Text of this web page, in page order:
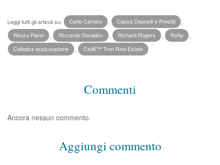
Leggi tutti gli articoli su: Carlo Carraro Cassa Depositi e Prestiti
Renzo Piano
Riccardo Donadon Richard Rogers Rshp
Cattolica assicurazione
Caâ€™ Tron Real Estate
Commenti
Ancora nessun commento.
Aggiungi commento